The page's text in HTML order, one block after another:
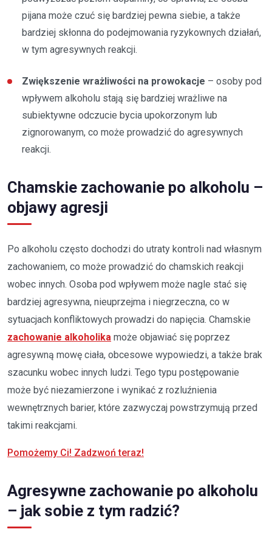
pijana może czuć się bardziej pewna siebie, a także
bardziej skłonna do podejmowania ryzykownych działań,
w tym agresywnych reakcji.
Zwiększenie wrażliwości na prowokacje – osoby pod
wpływem alkoholu stają się bardziej wrażliwe na
subiektywne odczucie bycia upokorzonym lub
zignorowanym, co może prowadzić do agresywnych
reakcji.
Chamskie zachowanie po alkoholu –
objawy agresji
Po alkoholu często dochodzi do utraty kontroli nad własnym
zachowaniem, co może prowadzić do chamskich reakcji
wobec innych. Osoba pod wpływem może nagle stać się
bardziej agresywna, nieuprzejma i niegrzeczna, co w
sytuacjach konfliktowych prowadzi do napięcia. Chamskie
zachowanie alkoholika może objawiać się poprzez
agresywną mowę ciała, obcesowe wypowiedzi, a także brak
szacunku wobec innych ludzi. Tego typu postępowanie
może być niezamierzone i wynikać z rozluźnienia
wewnętrznych barier, które zazwyczaj powstrzymują przed
takimi reakcjami.
Pomożemy Ci! Zadzwoń teraz!
Agresywne zachowanie po alkoholu
– jak sobie z tym radzić?